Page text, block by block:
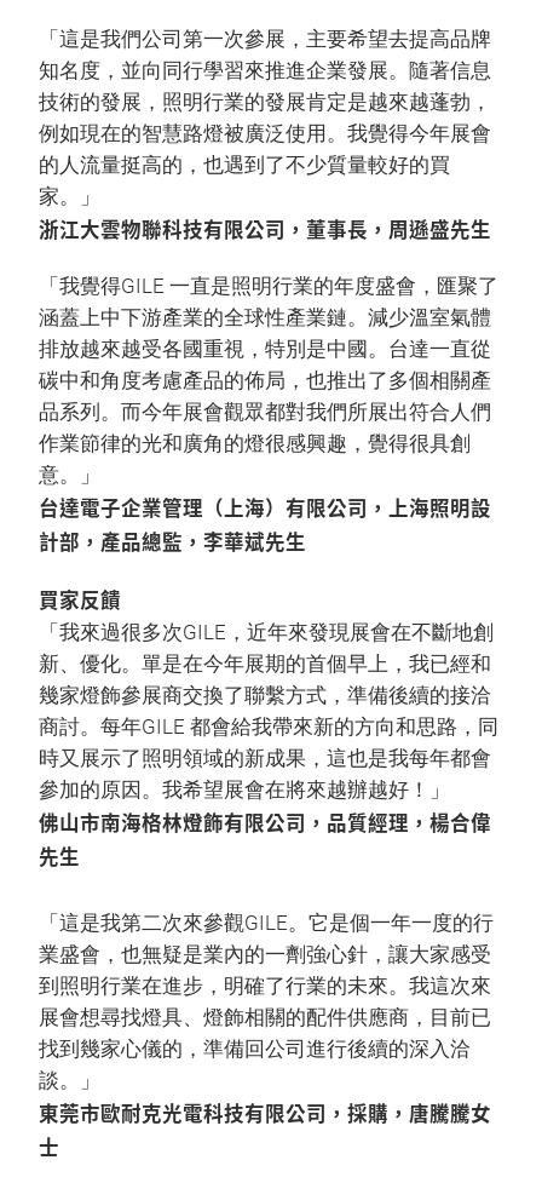
「這是我們公司第一次參展，主要希望去提高品牌
知名度，並向同行學習來推進企業發展。隨著信息
技術的發展，照明行業的發展肯定是越來越蓬勃，
例如現在的智慧路燈被廣泛使用。我覺得今年展會
的人流量挺高的，也遇到了不少質量較好的買
家。」
浙江大雲物聯科技有限公司，董事長，周遜盛先生
「我覺得GILE 一直是照明行業的年度盛會，匯聚了
涵蓋上中下游產業的全球性產業鏈。減少溫室氣體
排放越來越受各國重視，特別是中國。台達一直從
碳中和角度考慮產品的佈局，也推出了多個相關產
品系列。而今年展會觀眾都對我們所展出符合人們
作業節律的光和廣角的燈很感興趣，覺得很具創
意。」
台達電子企業管理（上海）有限公司，上海照明設
計部，產品總監，李華斌先生
買家反饋
「我來過很多次GILE，近年來發現展會在不斷地創
新、優化。單是在今年展期的首個早上，我已經和
幾家燈飾參展商交換了聯繫方式，準備後續的接洽
商討。每年GILE 都會給我帶來新的方向和思路，同
時又展示了照明領域的新成果，這也是我每年都會
參加的原因。我希望展會在將來越辦越好！」
佛山市南海格林燈飾有限公司，品質經理，楊合偉
先生
「這是我第二次來參觀GILE。它是個一年一度的行
業盛會，也無疑是業內的一劑強心針，讓大家感受
到照明行業在進步，明確了行業的未來。我這次來
展會想尋找燈具、燈飾相關的配件供應商，目前已
找到幾家心儀的，準備回公司進行後續的深入洽
談。」
東莞市歐耐克光電科技有限公司，採購，唐騰騰女
士